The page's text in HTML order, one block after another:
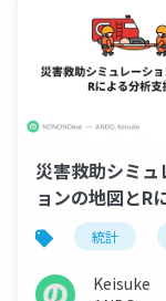
災害救助シミュ
ョンの地図とR
析支援統計
Keisuke